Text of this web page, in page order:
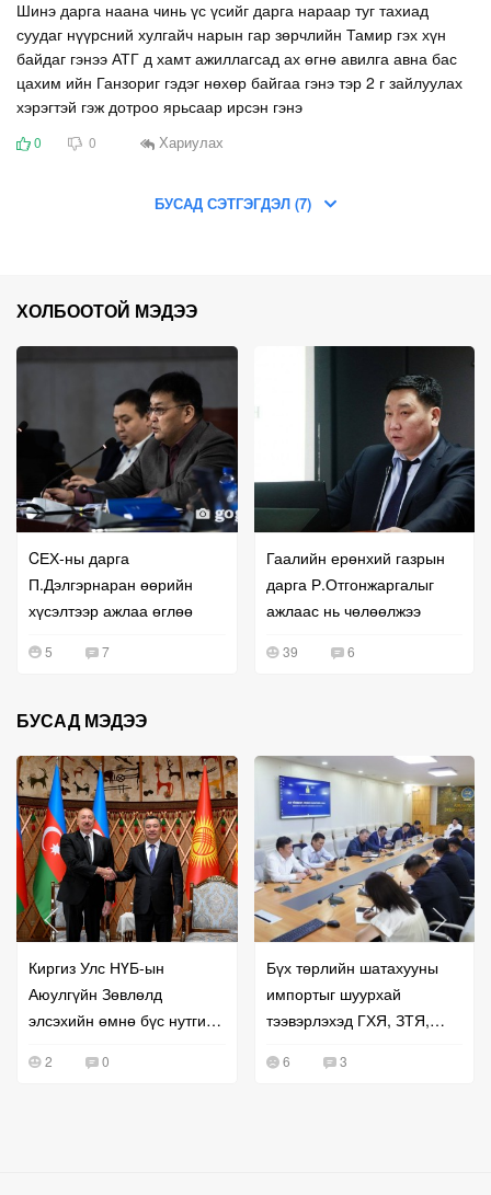
Шинэ дарга наана чинь үс үсийг дарга нараар туг тахиад
суудаг нүүрсний хулгайч нарын гар зөрчлийн Тамир гэх хүн
байдаг гэнээ АТГ д хамт ажиллагсад ах өгнө авилга авна бас
цахим ийн Ганзориг гэдэг нөхөр байгаа гэнэ тэр 2 г зайлуулах
хэрэгтэй гэж дотроо ярьсаар ирсэн гэнэ
0 0 Хариулах
БУСАД СЭТГЭГДЭЛ (7)
ХОЛБООТОЙ МЭДЭЭ
CЕХ-ны дарга
П.Дэлгэрнаран өөрийн
хүсэлтээр ажлаа өглөө
5 7
Гаалийн ерөнхий газрын
дарга Р.Отгонжаргалыг
ажлаас нь чөлөөлжээ
39 6
БУСАД МЭДЭЭ
Киргиз Улс НҮБ-ын
Аюулгүйн Зөвлөлд
элсэхийн өмнө бүс нутгийн
эрчимжүүллээ
2 0
Бүх төрлийн шатахууны
импортыг шуурхай
тээвэрлэхэд ГХЯ, ЗТЯ,
6 3